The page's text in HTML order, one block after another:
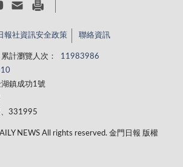
報社資訊安全政策 聯絡資訊
累計瀏覽人次：
11983986
鎮成功1號
331995
NEWS All rights reserved. 金門日報 版權